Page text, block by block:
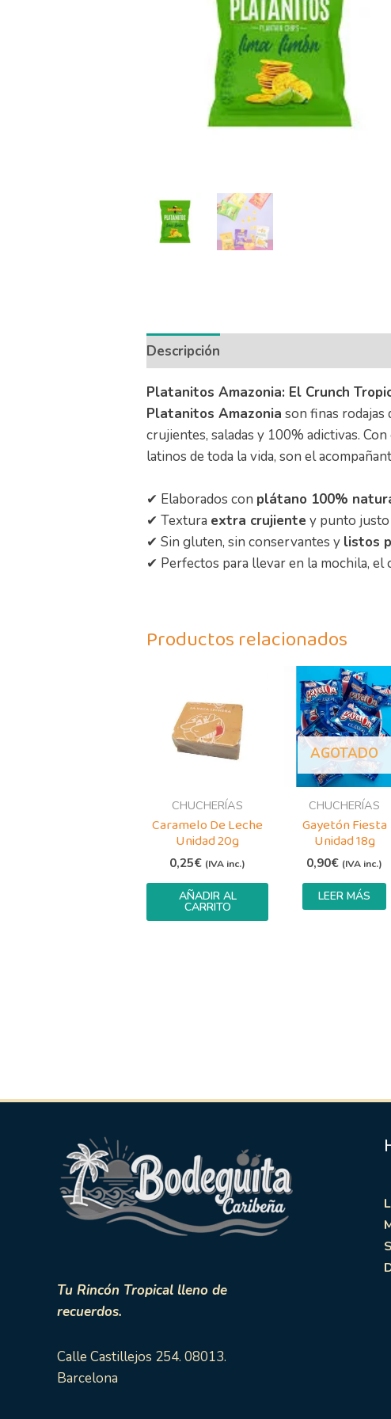
Descripción
Platanitos Amazonia: El Crunch
Platanitos Amazonia son finas rodajas
crujientes, saladas y 100% adictivas.
latinos de toda la vida, son el
✔ Elaborados con plátano 100%
✔ Textura extra crujiente y punto justo
✔ Sin gluten, sin conservantes y listos
✔ Perfectos para llevar en la mochila, el
Productos relacionados
CHUCHERÍAS
Caramelo De Leche
Unidad 20g
0,25€ (IVA inc.)
AÑADIR AL
CARRITO
AGOTADO
CHUCHERÍAS
Gayetón Fiesta
Unidad 18g
0,90€ (IVA inc.)
LEER MÁS
Tu Rincón Tropical lleno de
recuerdos.
Calle Castillejos 254. 08013.
Barcelona